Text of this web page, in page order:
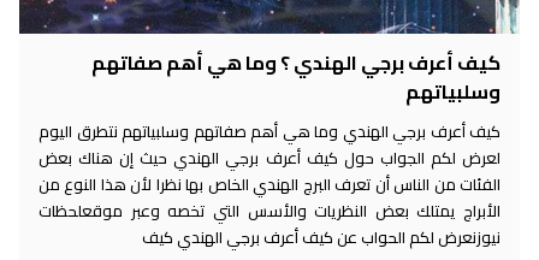
كيف أعرف برجي الهندي ؟ وما هي أهم صفاتهم
وسلبياتهم
كيف أعرف برجي الهندي وما هي أهم صفاتهم وسلبياتهم نتطرق اليوم
لعرض لكم الجواب حول كيف أعرف برجي الهندي حيث إن هناك بعض
الفئات من الناس أن تعرف البرج الهندي الخاص بها نظرا لأن هذا النوع من
الأبراج يمتلك بعض النظريات والأسس التي تخصه وعبر موقعلحظات
نيوزنعرض لكم الحواب عن كيف أعرف برجي الهندي كيف